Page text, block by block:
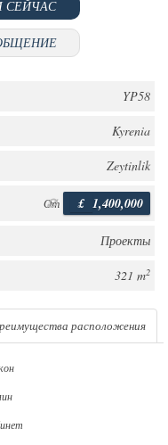
СЕЙЧАС
YP58
Kyrenia
Zeytinlik
От £ 1,400,000
Проекты
321 m2
расположения